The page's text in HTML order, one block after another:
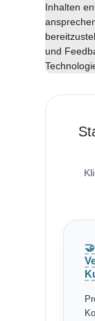
Inhalten
und